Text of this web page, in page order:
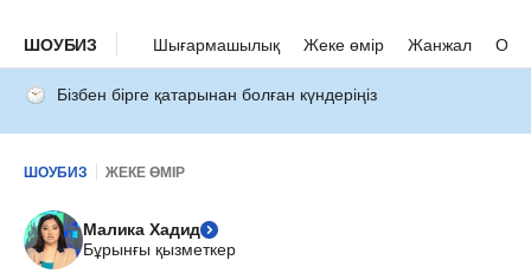
ШОУБИЗ Шығармашылық Жеке өмір Жанжал
Бізбен бірге қатарынан болған күндеріңіз
ШОУБИЗ ЖЕКЕ ӨМІР
Малика Хадид
Бұрынғы қызметкер